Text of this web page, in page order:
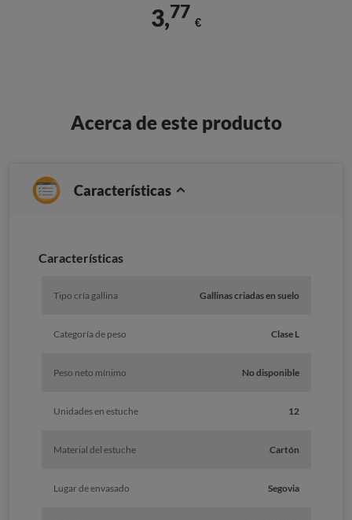
3,77
€
Acerca de este producto
Características
Caracterí­sticas
Tipo cría gallina Gallinas criadas en suelo
Categoría de peso Clase L
Peso neto mínimo No disponible
Unidades en estuche 12
Material del estuche Cartón
Lugar de envasado Segovia